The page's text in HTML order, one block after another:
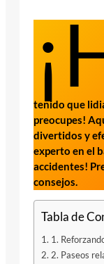
tenido que
preocupes!
divertidos y
experto en el
accidentes!
consejos.
Tabla de
1.
2. Paseos